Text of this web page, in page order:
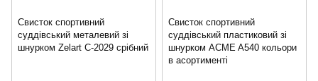
Свисток спортивний
суддівський металевий зі
шнурком Zelart C-2029 срібний
Свисток спортивний
суддівський пластиковий зі
шнурком ACME A540 кольори
в асортименті